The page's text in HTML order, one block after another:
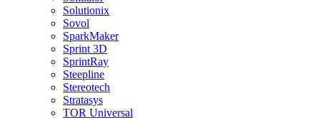
Solutionix
Sovol
SparkMaker
Sprint 3D
SprintRay
Steepline
Stereotech
Stratasys
TOR Universal